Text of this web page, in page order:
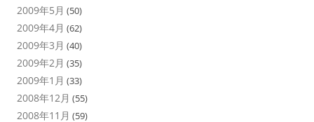
2009年5月 (50)
2009年4月 (62)
2009年3月 (40)
2009年2月 (35)
2009年1月 (33)
2008年12月 (55)
2008年11月 (59)